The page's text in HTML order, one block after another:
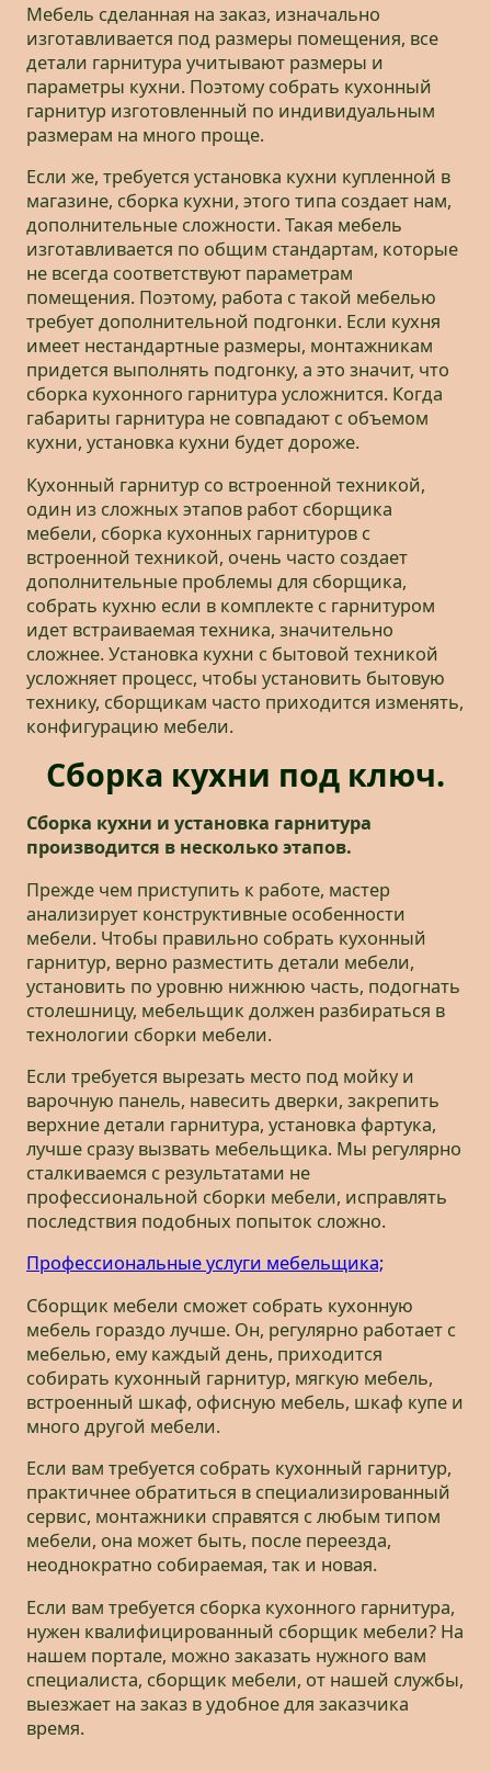
Мебель сделанная на заказ, изначально
изготавливается под размеры помещения, все
детали гарнитура учитывают размеры и
параметры кухни. Поэтому собрать кухонный
гарнитур изготовленный по индивидуальным
размерам на много проще.
Если же, требуется установка кухни купленной в
магазине, сборка кухни, этого типа создает нам,
дополнительные сложности. Такая мебель
изготавливается по общим стандартам, которые
не всегда соответствуют параметрам
помещения. Поэтому, работа с такой мебелью
требует дополнительной подгонки. Если кухня
имеет нестандартные размеры, монтажникам
придется выполнять подгонку, а это значит, что
сборка кухонного гарнитура усложнится. Когда
габариты гарнитура не совпадают с объемом
кухни, установка кухни будет дороже.
Кухонный гарнитур со встроенной техникой,
один из сложных этапов работ сборщика
мебели, сборка кухонных гарнитуров с
встроенной техникой, очень часто создает
дополнительные проблемы для сборщика,
собрать кухню если в комплекте с гарнитуром
идет встраиваемая техника, значительно
сложнее. Установка кухни с бытовой техникой
усложняет процесс, чтобы установить бытовую
технику, сборщикам часто приходится изменять,
конфигурацию мебели.
Сборка кухни под ключ.
Сборка кухни и установка гарнитура
производится в несколько этапов.
Прежде чем приступить к работе, мастер
анализирует конструктивные особенности
мебели. Чтобы правильно собрать кухонный
гарнитур, верно разместить детали мебели,
установить по уровню нижнюю часть, подогнать
столешницу, мебельщик должен разбираться в
технологии сборки мебели.
Если требуется вырезать место под мойку и
варочную панель, навесить дверки, закрепить
верхние детали гарнитура, установка фартука,
лучше сразу вызвать мебельщика. Мы регулярно
сталкиваемся с результатами не
профессиональной сборки мебели, исправлять
последствия подобных попыток сложно.
Профессиональные услуги мебельщика;
Сборщик мебели сможет собрать кухонную
мебель гораздо лучше. Он, регулярно работает с
мебелью, ему каждый день, приходится
собирать кухонный гарнитур, мягкую мебель,
встроенный шкаф, офисную мебель, шкаф купе и
много другой мебели.
Если вам требуется собрать кухонный гарнитур,
практичнее обратиться в специализированный
сервис, монтажники справятся с любым типом
мебели, она может быть, после переезда,
неоднократно собираемая, так и новая.
Если вам требуется сборка кухонного гарнитура,
нужен квалифицированный сборщик мебели? На
нашем портале, можно заказать нужного вам
специалиста, сборщик мебели, от нашей службы,
выезжает на заказ в удобное для заказчика
время.